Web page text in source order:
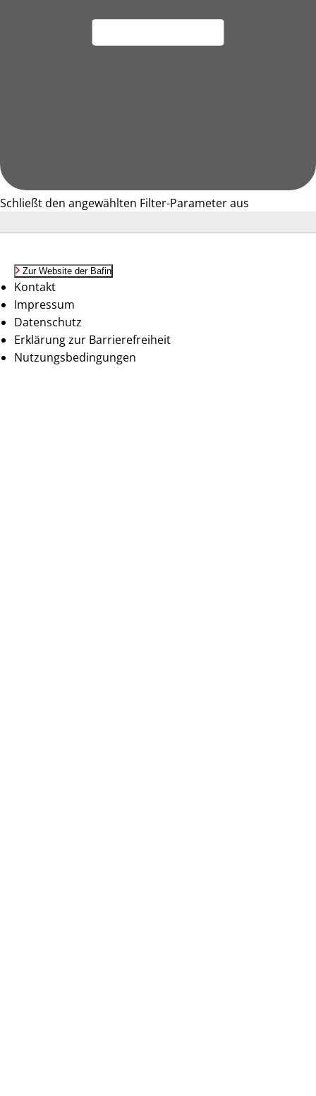
Schließt den angewählten Filter-Parameter aus
Zur Website der Bafin
Kontakt
Impressum
Datenschutz
Erklärung zur Barrierefreiheit
Nutzungsbedingungen